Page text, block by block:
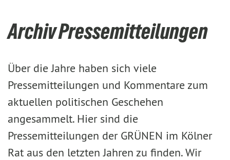
Archiv Pressemitteilungen
Über die Jahre haben sich viele
Pressemitteilungen und Kommentare zum
aktuellen politischen Geschehen
angesammelt. Hier sind die
Pressemitteilungen der GRÜNEN im Kölner
Rat aus den letzten Jahren zu finden. Wir